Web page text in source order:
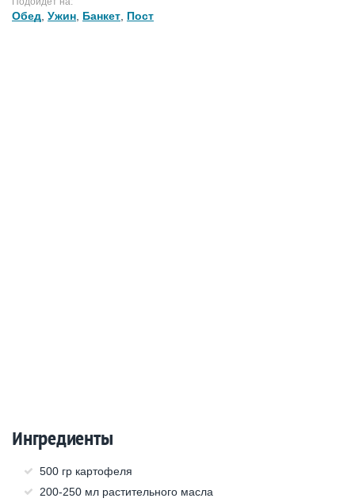
Обед Ужин Банкет Пост
Ингредиенты
500 гр картофеля
200-250 мл растительного масла